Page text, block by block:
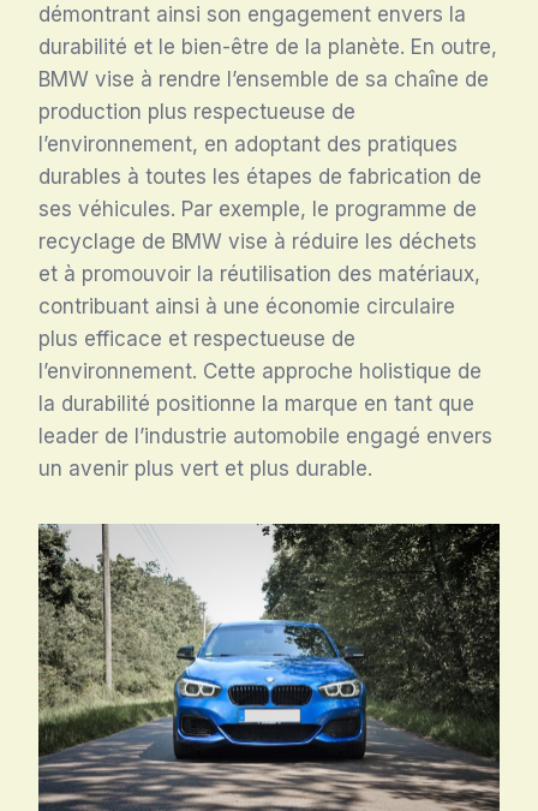
démontrant ainsi son engagement envers la
durabilité et le bien-être de la planète. En outre,
BMW vise à rendre l’ensemble de sa chaîne de
production plus respectueuse de
l’environnement, en adoptant des pratiques
durables à toutes les étapes de fabrication de
ses véhicules. Par exemple, le programme de
recyclage de BMW vise à réduire les déchets
et à promouvoir la réutilisation des matériaux,
contribuant ainsi à une économie circulaire
plus efficace et respectueuse de
l’environnement. Cette approche holistique de
la durabilité positionne la marque en tant que
leader de l’industrie automobile engagé envers
un avenir plus vert et plus durable.